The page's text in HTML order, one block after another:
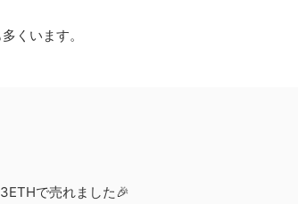
くいます。
で売れました🎉